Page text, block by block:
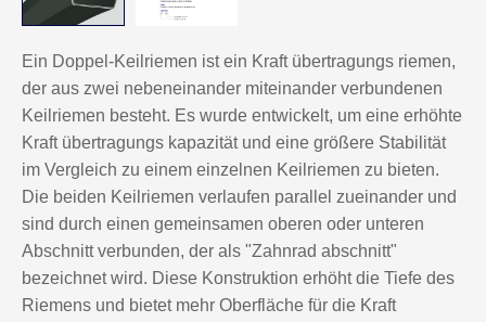
Ein Doppel-Keilriemen ist ein Kraft übertragungs riemen,
der aus zwei nebeneinander miteinander verbundenen
Keilriemen besteht. Es wurde entwickelt, um eine erhöhte
Kraft übertragungs kapazität und eine größere Stabilität
im Vergleich zu einem einzelnen Keilriemen zu bieten.
Die beiden Keilriemen verlaufen parallel zueinander und
sind durch einen gemeinsamen oberen oder unteren
Abschnitt verbunden, der als "Zahnrad abschnitt"
bezeichnet wird. Diese Konstruktion erhöht die Tiefe des
Riemens und bietet mehr Oberfläche für die Kraft